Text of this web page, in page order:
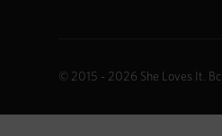
© 2015 - 2026 She Loves It.